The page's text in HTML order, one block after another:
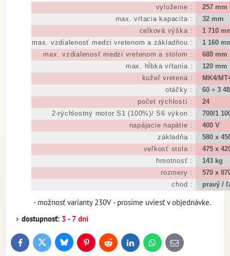
vyloženie :
max. vŕtacia kapacita :
celková výška :
max. vzdialenosť medzi vretenom a základňou :
max. vzdialenosť medzi vretenom a stolom :
max. hĺbka vŕtania :
kužeľ vretena :
otáčky :
počet rýchlostí :
2-rýchlostný motor S1 (100%)/ S6 výkon :
napájacie napätie :
základňa :
veľkosť stola :
hmotnosť :
rozmery :
chod :
257 mm
32 mm
1 710
1 160
680 mm
120 mm
MK4/
60 ÷ 3
24
700/1
400 V
580 x
475 x
143 kg
570 x
pravý /
- možnosť varianty 230V - prosíme uviesť v objednávke.
› dostupnosť: 3 - 7 dní
FacebookTwitter BlueskyPinterestReddit LinkedInWhatsApp
E-
mail